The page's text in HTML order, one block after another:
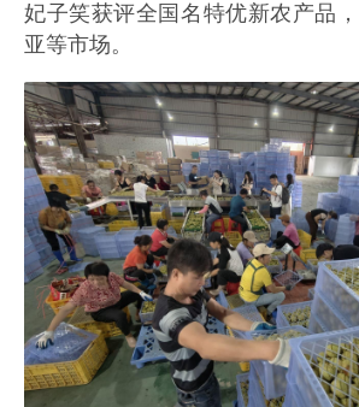
妃子笑获评全国名特优新农产品
亚等市场。